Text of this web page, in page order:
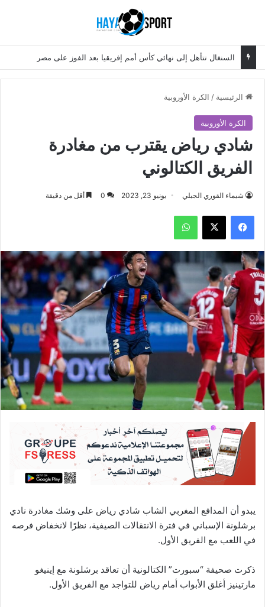
السنغال تتأهل إلى نهائي كأس أمم إفريقيا بعد الفوز على مصر
الرئيسية / الكرة الأوروبية
الكرة الأوروبية
شادي رياض يقترب من مغادرة
الفريق الكتالوني
شيماء القوري الجبلي يونيو 23, 2023 0 أقل من دقيقة
فيسبوك ‫X واتساب
يبدو أن المدافع المغربي الشاب شادي رياض على وشك مغادرة نادي
برشلونة الإسباني في فترة الانتقالات الصيفية، نظرًا لانخفاض فرصه
في اللعب مع الفريق الأول.
ذكرت صحيفة “سبورت” الكتالونية أن تعاقد برشلونة مع إينيغو
مارتينيز أغلق الأبواب أمام رياض للتواجد مع الفريق الأول.